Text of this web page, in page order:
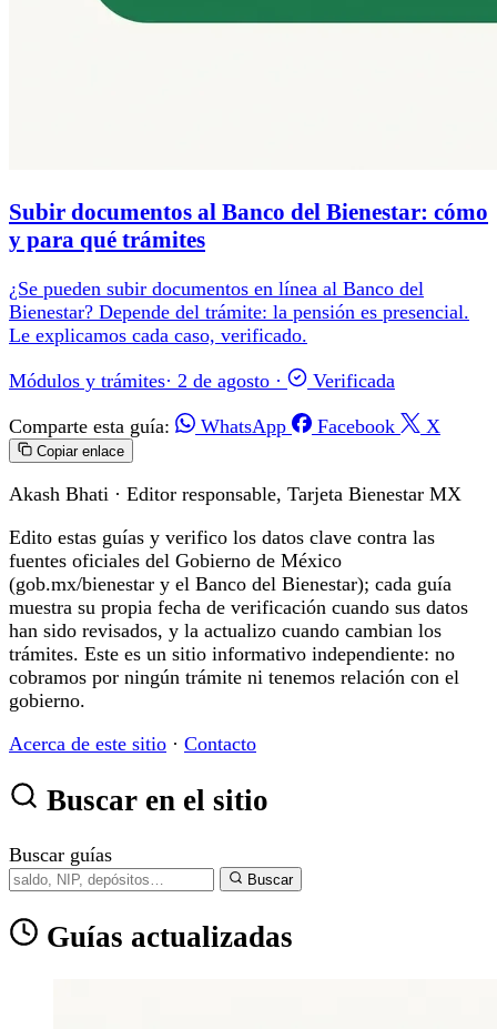
Subir documentos al Banco del Bienestar: cómo
y para qué trámites
¿Se pueden subir documentos en línea al Banco del
Bienestar? Depende del trámite: la pensión es presencial.
Le explicamos cada caso, verificado.
Módulos y trámites· 2 de agosto · Verificada
Comparte esta guía: WhatsApp Facebook X
Copiar enlace
Akash Bhati · Editor responsable, Tarjeta Bienestar MX
Edito estas guías y verifico los datos clave contra las
fuentes oficiales del Gobierno de México
(gob.mx/bienestar y el Banco del Bienestar); cada guía
muestra su propia fecha de verificación cuando sus datos
han sido revisados, y la actualizo cuando cambian los
trámites. Este es un sitio informativo independiente: no
cobramos por ningún trámite ni tenemos relación con el
gobierno.
Acerca de este sitio · Contacto
Buscar en el sitio
Buscar guías
Buscar
Guías actualizadas